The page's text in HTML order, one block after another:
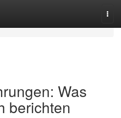
Was
berichten